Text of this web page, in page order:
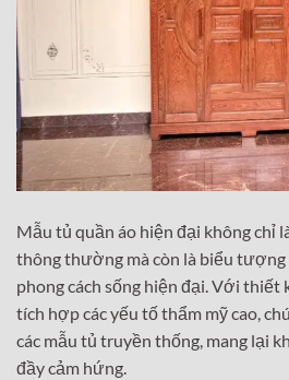
Mẫu tủ quần áo hiện đại không chỉ
thông thường mà còn là biểu tượng
phong cách sống hiện đại. Với thiết
tích hợp các yếu tố thẩm mỹ cao,
các mẫu tủ truyền thống, mang lại
đầy cảm hứng.